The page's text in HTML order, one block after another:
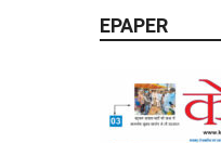
EPAPER